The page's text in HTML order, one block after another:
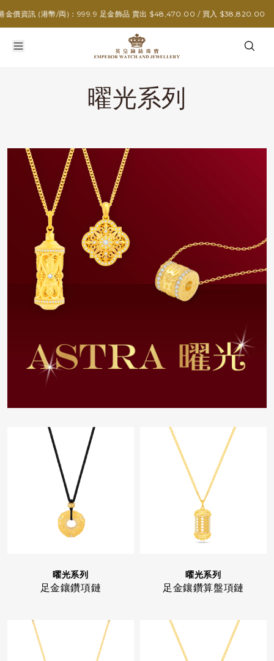
價資訊 (港幣/両)：999.9 足金飾品 賣出 $48,470.00 / 買入 $38,820.00
曜光系列
曜光系列
足金鑲鑽項鏈
曜光系列
足金鑲鑽算盤項鏈